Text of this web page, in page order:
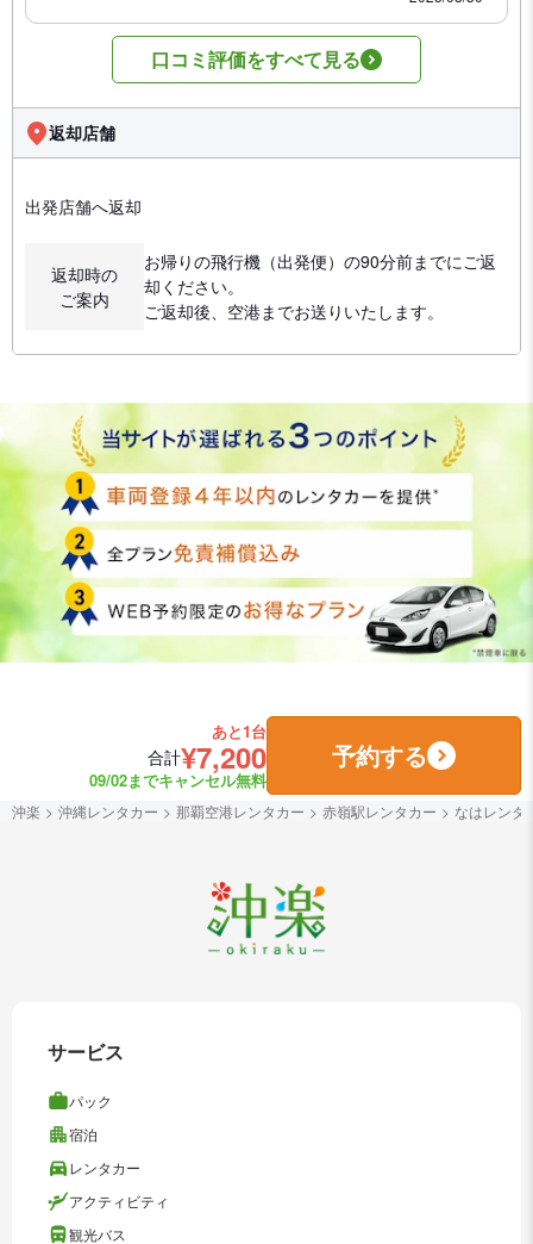
口コミ評価をすべて見る
返却店舗
出発店舗へ返却
返却時の
ご案内
お帰りの飛行機（出発便）の90分前までにご返
却ください。
ご返却後、空港までお送りいたします。
あと1台
合計¥7,200
09/02までキャンセル無料
予約する
沖楽 沖縄レンタカー 那覇空港レンタカー 赤嶺駅レンタカー なはレンタ
サービス
パック
宿泊
レンタカー
アクティビティ
観光バス